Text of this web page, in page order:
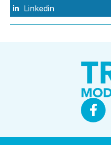
Linkedin